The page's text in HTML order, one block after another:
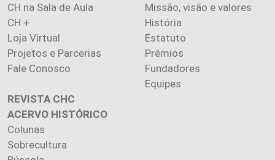
CH na Sala de Aula
CH +
Loja Virtual
Projetos e Parcerias
Fale Conosco
Missão, visão e valores
História
Estatuto
Prêmios
Fundadores
Equipes
REVISTA CHC
ACERVO HISTÓRICO
Colunas
Sobrecultura